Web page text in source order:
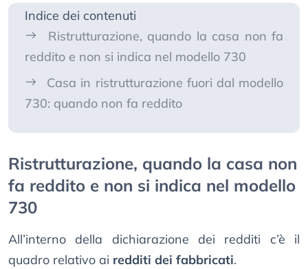
Indice dei contenuti
Ristrutturazione, quando la casa non fa
reddito e non si indica nel modello 730
Casa in ristrutturazione fuori dal modello
730: quando non fa reddito
Ristrutturazione, quando la casa non
fa reddito e non si indica nel modello
730
All’interno della dichiarazione dei redditi c’è il
quadro relativo ai redditi dei fabbricati.